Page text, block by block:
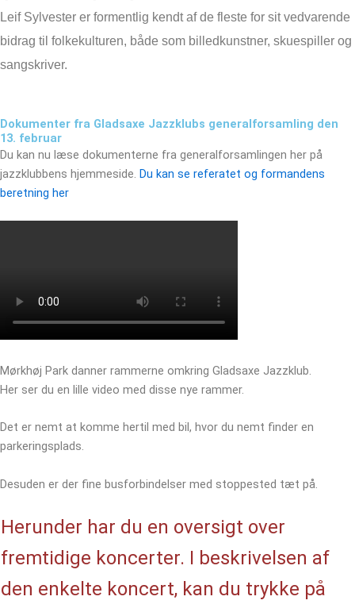
Leif Sylvester er formentlig kendt af de fleste for sit vedvarende
bidrag til folkekulturen, både som billedkunstner, skuespiller og
sangskriver.
Dokumenter fra Gladsaxe Jazzklubs generalforsamling den
13. februar
Du kan nu læse dokumenterne fra generalforsamlingen her på
jazzklubbens hjemmeside. Du kan se referatet og formandens
beretning her
Mørkhøj Park danner rammerne omkring Gladsaxe Jazzklub.
Her ser du en lille video med disse nye rammer.
Det er nemt at komme hertil med bil, hvor du nemt finder en
parkeringsplads.
Desuden er der fine busforbindelser med stoppested tæt på.
Herunder har du en oversigt over
fremtidige koncerter. I beskrivelsen af
den enkelte koncert, kan du trykke på